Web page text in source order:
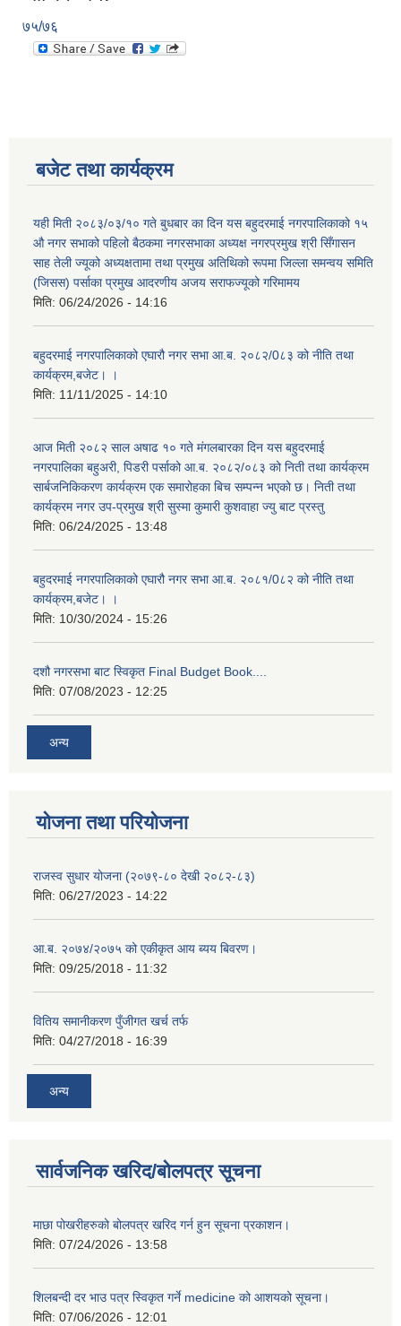
७५/७६
बजेट तथा कार्यक्रम
यही मिती २०८३/०३/१० गते बुधबार का दिन यस बहुदरमाई नगरपालिकाको १५
औ नगर सभाको पहिलो बैठकमा नगरसभाका अध्यक्ष नगरप्रमुख श्री सिँगासन
साह तेली ज्यूको अध्यक्षतामा तथा प्रमुख अतिथिको रूपमा जिल्ला समन्वय समिति
(जिसस) पर्साका प्रमुख आदरणीय अजय सराफज्यूको गरिमामय
मिति: 06/24/2026 - 14:16
बहुदरमाई नगरपालिकाको एघारौ नगर सभा आ.ब. २०८२/0८३ को नीति तथा
कार्यक्रम,बजेट। ।
मिति: 11/11/2025 - 14:10
आज मिती २०८२ साल अषाढ १० गते मंगलबारका दिन यस बहुदरमाई
नगरपालिका बहुअरी, पिडरी पर्साको आ.ब. २०८२/०८३ को निती तथा कार्यक्रम
सार्बजनिकिकरण कार्यक्रम एक समारोहका बिच सम्पन्न भएको छ। निती तथा
कार्यक्रम नगर उप-प्रमुख श्री सुस्मा कुमारी कुशवाहा ज्यु बाट प्रस्तु
मिति: 06/24/2025 - 13:48
बहुदरमाई नगरपालिकाको एघारौ नगर सभा आ.ब. २०८१/0८२ को नीति तथा
कार्यक्रम,बजेट। ।
मिति: 10/30/2024 - 15:26
दशौ नगरसभा बाट स्विकृत Final Budget Book....
मिति: 07/08/2023 - 12:25
अन्य
योजना तथा परियोजना
राजस्व सुधार योजना (२०७९-८० देखी २०८२-८३)
मिति: 06/27/2023 - 14:22
आ.ब. २०७४/२०७५ को एकीकृत आय ब्यय बिवरण।
मिति: 09/25/2018 - 11:32
वितिय समानीकरण पुँजीगत खर्च तर्फ
मिति: 04/27/2018 - 16:39
अन्य
सार्वजनिक खरिद/बोलपत्र सूचना
माछा पोखरीहरुको बोलपत्र खरिद गर्न हुन सूचना प्रकाशन।
मिति: 07/24/2026 - 13:58
शिलबन्दी दर भाउ पत्र स्विकृत गर्ने medicine को आशयको सूचना।
मिति: 07/06/2026 - 12:01